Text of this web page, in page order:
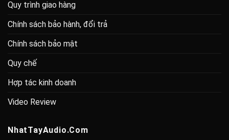
Quy trình giao hàng
Chính sách bảo hành, đổi trả
Chính sách bảo mật
Quy chế
Hợp tác kinh doanh
Video Review
NhatTayAudio.Com